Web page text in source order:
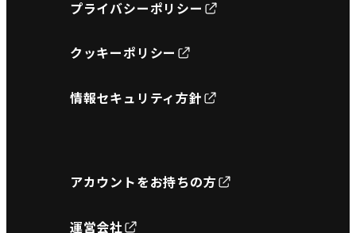
プライバシーポリシー
クッキーポリシー
情報セキュリティ方針
アカウントをお持ちの方
運営会社